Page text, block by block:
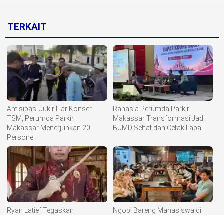
TERKAIT
Antisipasi Jukir Liar Konser
TSM, Perumda Parkir
Makassar Menerjunkan 20
Personel
Rahasia Perumda Parkir
Makassar Transformasi Jadi
BUMD Sehat dan Cetak Laba
Ryan Latief Tegaskan
Ngopi Bareng Mahasiswa di